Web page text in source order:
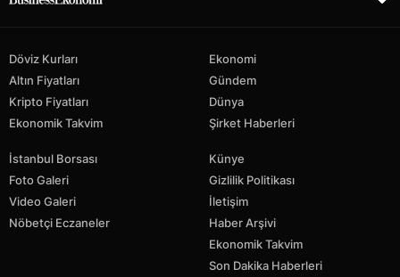
Döviz Kurları
Altın Fiyatları
Kripto Fiyatları
Ekonomik Takvim
Ekonomi
Gündem
Dünya
Şirket Haberleri
İstanbul Borsası
Foto Galeri
Video Galeri
Nöbetçi Eczaneler
Künye
Gizlilik Politikası
İletişim
Haber Arşivi
Ekonomik Takvim
Son Dakika Haberleri